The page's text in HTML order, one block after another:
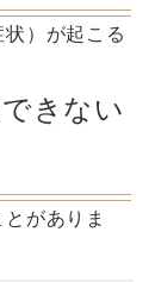
）が起こる
きない
がありま